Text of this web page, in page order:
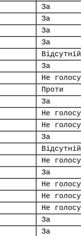
За
За
За
За
Відсутній
За
Не
Проти
За
Не
Не
За
Відсутній
Не
За
Не
Не
Не
За
За